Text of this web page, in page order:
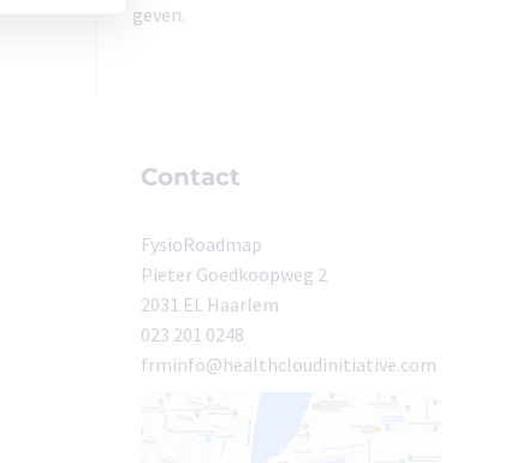
geven.
Contact
FysioRoadmap
Pieter Goedkoopweg 2
2031 EL Haarlem
023 201 0248
frminfo@healthcloudinitiative.com